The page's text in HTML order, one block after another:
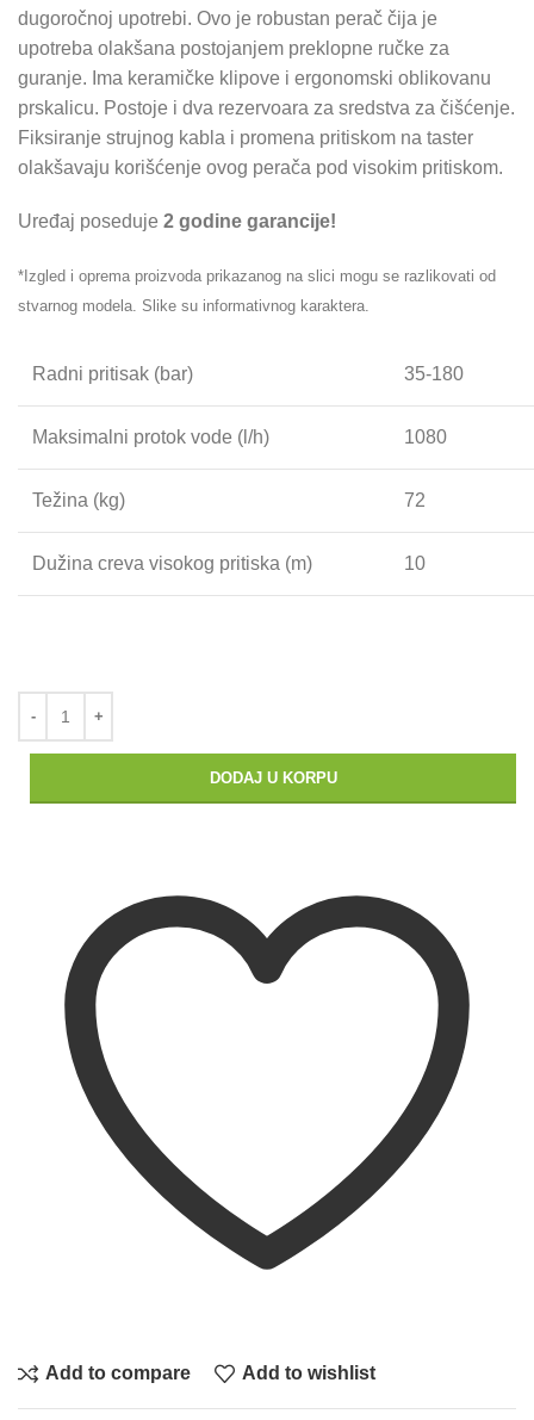
dugoročnoj upotrebi. Ovo je robustan perač čija je
upotreba olakšana postojanjem preklopne ručke za
guranje. Ima keramičke klipove i ergonomski oblikovanu
prskalicu. Postoje i dva rezervoara za sredstva za čišćenje.
Fiksiranje strujnog kabla i promena pritiskom na taster
olakšavaju korišćenje ovog perača pod visokim pritiskom.
Uređaj poseduje 2 godine garancije!
*Izgled i oprema proizvoda prikazanog na slici mogu se razlikovati od
stvarnog modela. Slike su informativnog karaktera.
Radni pritisak (bar) 35-180
Maksimalni protok vode (l/h) 1080
Težina (kg) 72
Dužina creva visokog pritiska (m) 10
DODAJ U KORPU
Add to compare Add to wishlist